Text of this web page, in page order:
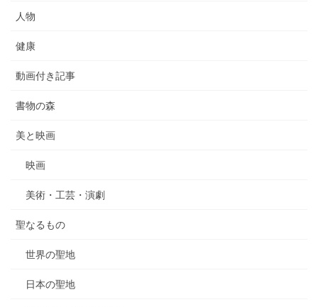
人物
健康
動画付き記事
書物の森
美と映画
映画
美術・工芸・演劇
聖なるもの
世界の聖地
日本の聖地